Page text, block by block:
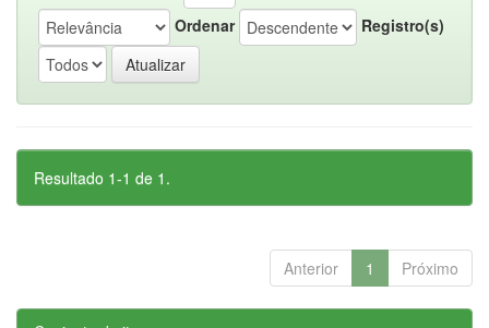
Ordenar
Registro(s)
Resultado 1-1 de 1.
Anterior 1 Próximo